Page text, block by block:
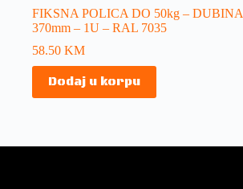
FIKSNA POLICA DO 50kg – DUBINA
370mm – 1U – RAL 7035
58.50 KM
Dodaj u korpu